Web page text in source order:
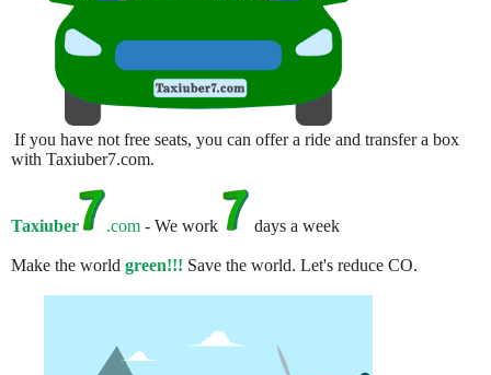
If you have not free seats, you can offer a ride and transfer a box
with Taxiuber7.com.
Taxiuber .com - We work days a week
Make the world green!!! Save the world. Let's reduce CO.